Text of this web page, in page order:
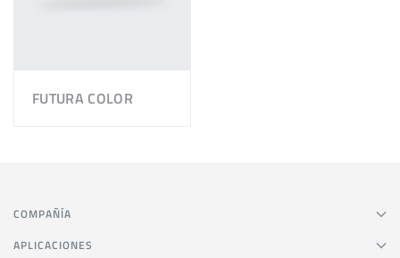
FUTURA COLOR
COMPAÑÍA
APLICACIONES